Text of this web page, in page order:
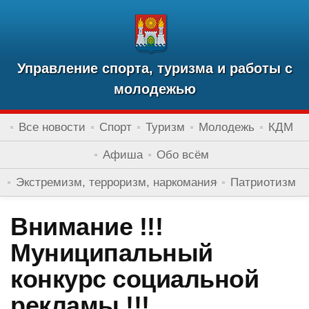
Управление спорта, туризма и работы с
молодежью
Все новости Спорт Туризм Молодежь КДМ
Афиша Обо всём
Экстремизм, терроризм, наркомания Патриотизм
Внимание !!!
Муниципальный
конкурс социальной